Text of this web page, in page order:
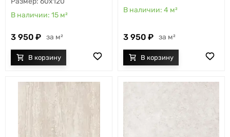
15 м²
3 950 м²
4 м²
3 950 м²